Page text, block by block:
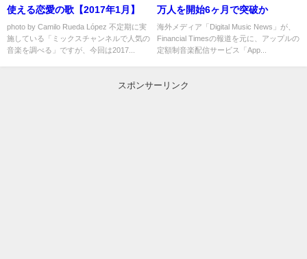
使える恋愛の歌【2017年1月】
photo by Camilo Rueda López 不定期に実
施している「ミックスチャンネルで人気の
音楽を調べる」ですが、今回は2017...
万人を開始6ヶ月で突破か
海外メディア「Digital Music News」が、
Financial Timesの報道を元に、アップルの
定額制音楽配信サービス「App...
スポンサーリンク